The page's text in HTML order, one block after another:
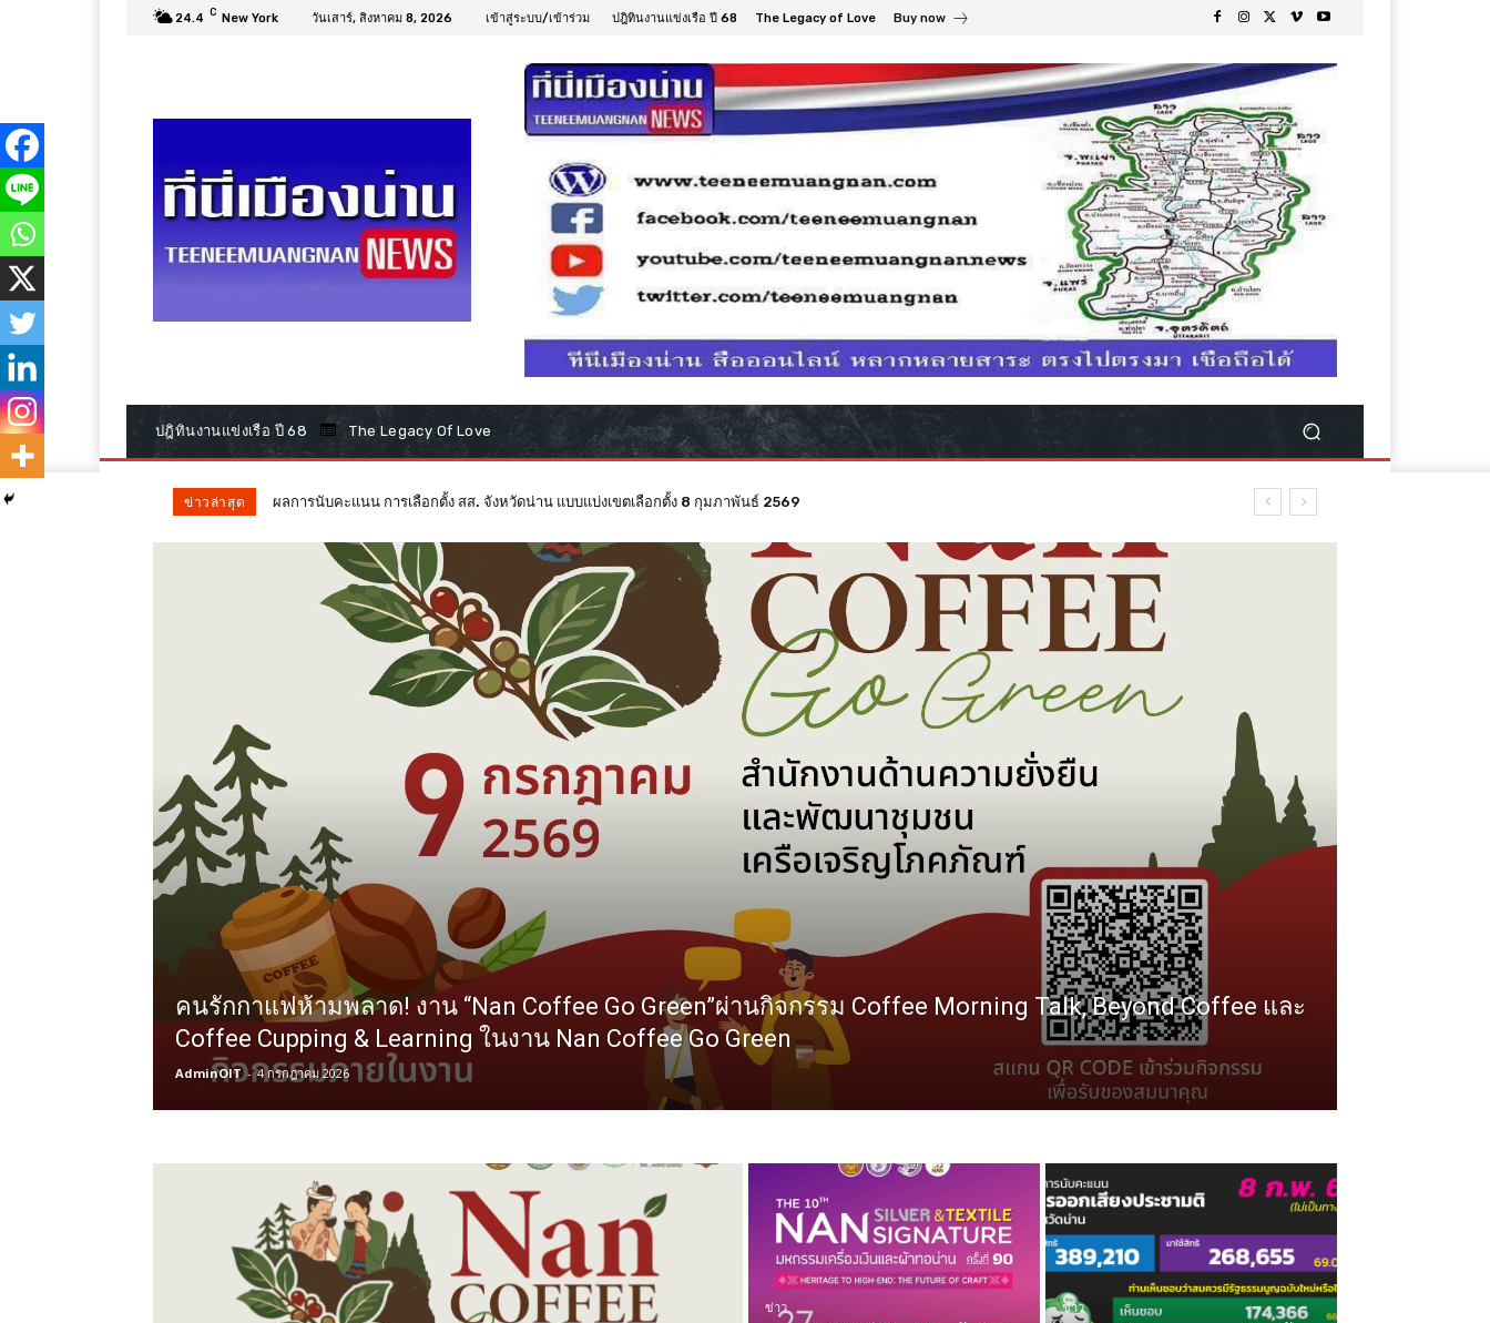
24.4 C New York วันเสาร์, สิงหาคม 8, 2026 เข้าสู่ระบบ/เข้าร่วม ปฎิทินงานแข่งเรือ ปี 68 The Legacy of Love Buy now
ปฎิทินงานแข่งเรือ ปี 68 The Legacy Of Love
ข่าวล่าสุด ผลการนับคะแนน การเลือกตั้ง สส. จังหวัดน่าน แบบแบ่งเขตเลือกตั้ง 8 กุมภาพันธ์ 2569
#น่าน พบฉีกบัตรผิด 2 อำเภอ ผอ.กกต.น่าน สั่งเปลี่ยนตัว กปน. ทันที หลังฉีกบัตรผิดรอย 68 ใบ – รอลุ้น กกต. วินิจฉัยเลือกตั้งใหม่หรือไม่
คนรักกาแฟห้ามพลาด! งาน “Nan Coffee Go Green”ผ่านกิจกรรม Coffee Morning Talk, Beyond Coffee และ
Coffee Cupping & Learning ในงาน Nan Coffee Go Green
AdminOIT - 4 กรกฎาคม 2026
ข่าว ข่าว